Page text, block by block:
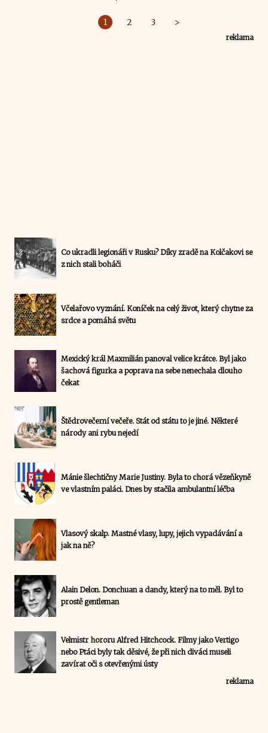
1 2 3 >
reklama
Co ukradli legionáři v Rusku? Díky zradě na Kolčakovi se
z nich stali boháči
Včelařovo vyznání. Koníček na celý život, který chytne za
srdce a pomáhá světu
Mexický král Maxmilián panoval velice krátce. Byl jako
šachová figurka a poprava na sebe nenechala dlouho
čekat
Štědrovečerní večeře. Stát od státu to je jiné. Některé
národy ani rybu nejedí
Mánie šlechtičny Marie Justiny. Byla to chorá vězeňkyně
ve vlastním paláci. Dnes by stačila ambulantní léčba
Vlasový skalp. Mastné vlasy, lupy, jejich vypadávání a
jak na ně?
Alain Delon. Donchuan a dandy, který na to měl. Byl to
prostě gentleman
Velmistr hororu Alfred Hitchcock. Filmy jako Vertigo
nebo Ptáci byly tak děsivé, že při nich diváci museli
zavírat oči s otevřenými ústy
reklama